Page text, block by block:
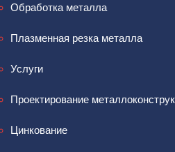
Обработка металла
Плазменная резка металла
Услуги
Проектирование
Цинкование